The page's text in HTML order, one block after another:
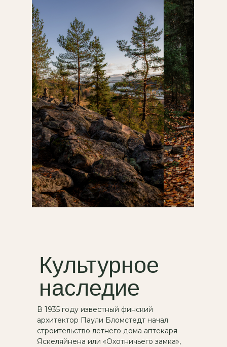
Культурное
наследие
В 1935 году известный финский
архитектор Паули Бломстедт начал
строительство летнего дома аптекаря
Яскеляйнена или «Охотничьего замка»,